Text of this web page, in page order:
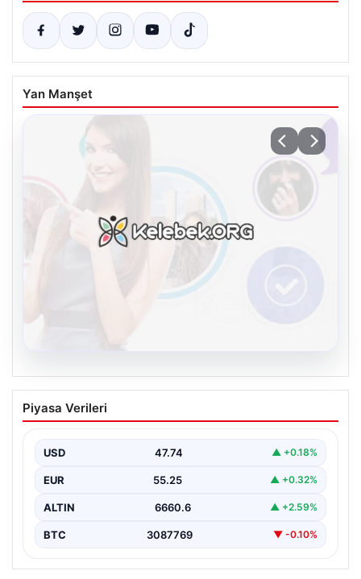
Yan Manşet
Kelebek.Org İle Sanal İletişimin Güvenli
Adresi Ve Chat Deneyimi
kurması büyük bir önem ifade etmektedir. Halen…
Piyasa Verileri
USD 47.74 ▲ +0.18%
EUR 55.25 ▲ +0.32%
ALTIN 6660.6 ▲ +2.59%
BTC 3087769 ▼ -0.10%